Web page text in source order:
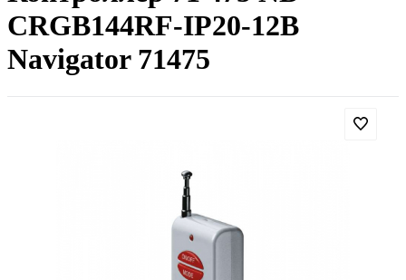
CRGB144RF-IP20-12В
Navigator 71475